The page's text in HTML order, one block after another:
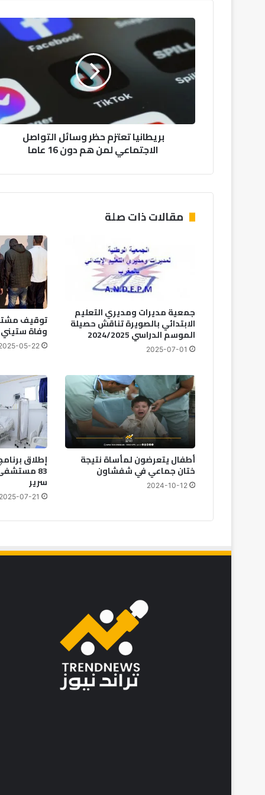
ر
ي
ا
ت
م
ر
و
ت
و
ا
ص
ل
ا
ج
ت
ا
ع
ي
ل
ه
و
بريطانيا تعتزم حظر وسائل التواصل
الاجتماعي لمن هم دون 16 عاما
مقالات ذات صلة
جمعية مديرات ومديري التعليم
الابتدائي بالصويرة تناقش حصيلة
الموسم الدراسي 2024/2025
2025-07-01
توقيف
وفاة ستيني
05-22
أطفال يتعرضون لمأساة نتيجة
ختان جماعي في شفشاون
2024-10-12
إطلاق
سرير
2025-07-21